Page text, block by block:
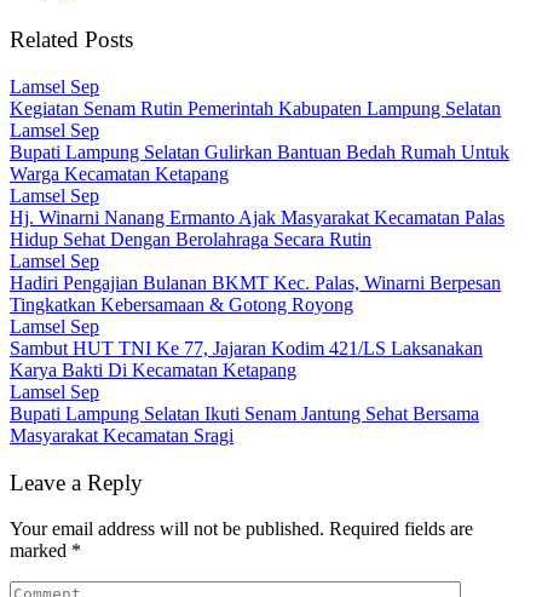
Related Posts
Lamsel Sep
Kegiatan Senam Rutin Pemerintah Kabupaten Lampung Selatan
Lamsel Sep
Bupati Lampung Selatan Gulirkan Bantuan Bedah Rumah Untuk
Warga Kecamatan Ketapang
Lamsel Sep
Hj. Winarni Nanang Ermanto Ajak Masyarakat Kecamatan Palas
Hidup Sehat Dengan Berolahraga Secara Rutin
Lamsel Sep
Hadiri Pengajian Bulanan BKMT Kec. Palas, Winarni Berpesan
Tingkatkan Kebersamaan & Gotong Royong
Lamsel Sep
Sambut HUT TNI Ke 77, Jajaran Kodim 421/LS Laksanakan
Karya Bakti Di Kecamatan Ketapang
Lamsel Sep
Bupati Lampung Selatan Ikuti Senam Jantung Sehat Bersama
Masyarakat Kecamatan Sragi
Leave a Reply
Your email address will not be published. Required fields are
marked *